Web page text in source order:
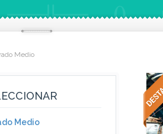
Medio
Medio